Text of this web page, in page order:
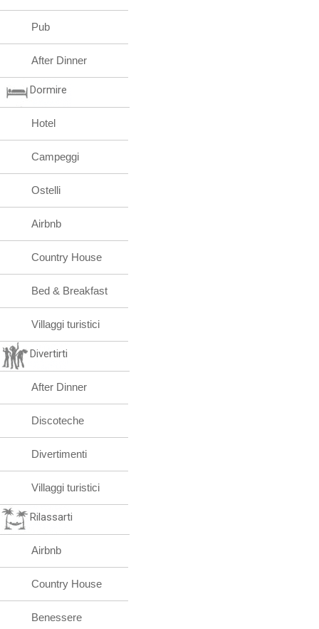
Pub
After Dinner
Dormire
Hotel
Campeggi
Ostelli
Airbnb
Country House
Bed & Breakfast
Villaggi turistici
Divertirti
After Dinner
Discoteche
Divertimenti
Villaggi turistici
Rilassarti
Airbnb
Country House
Benessere